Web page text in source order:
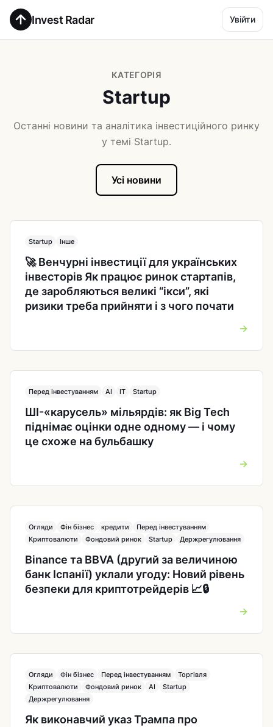
Invest Radar Увійти
КАТЕГОРІЯ
Startup
Останні новини та аналітика інвестиційного ринку
у темі Startup.
Усі новини
Startup Інше
🚀 Венчурні інвестиції для українських
інвесторів Як працює ринок стартапів,
де заробляються великі “ікси”, які
ризики треба прийняти і з чого почати
→
Перед інвестуванням AI IT Startup
ШІ-«карусель» мільярдів: як Big Tech
піднімає оцінки одне одному — і чому
це схоже на бульбашку
→
Огляди Фін бізнес кредити
Перед інвестуванням
Криптовалюти
Фондовий ринок Startup Держрегулювання
Binance та BBVA (другий за величиною
банк Іспанії) уклали угоду: Новий рівень
безпеки для криптотрейдерів 📈🔒
→
Огляди Фін бізнес Перед інвестуванням
Торгівля
Криптовалюти
Фондовий ринок AI
Startup
Держрегулювання
Як виконавчий указ Трампа про